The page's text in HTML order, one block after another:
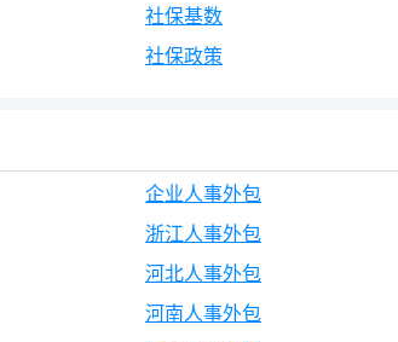
社保基数
社保政策
企业人事外包
浙江人事外包
河北人事外包
河南人事外包